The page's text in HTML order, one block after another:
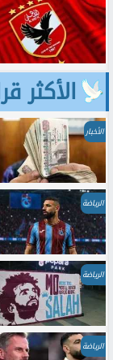
الأكثر
الأخبار
الرياضة
الرياضة
الرياضة